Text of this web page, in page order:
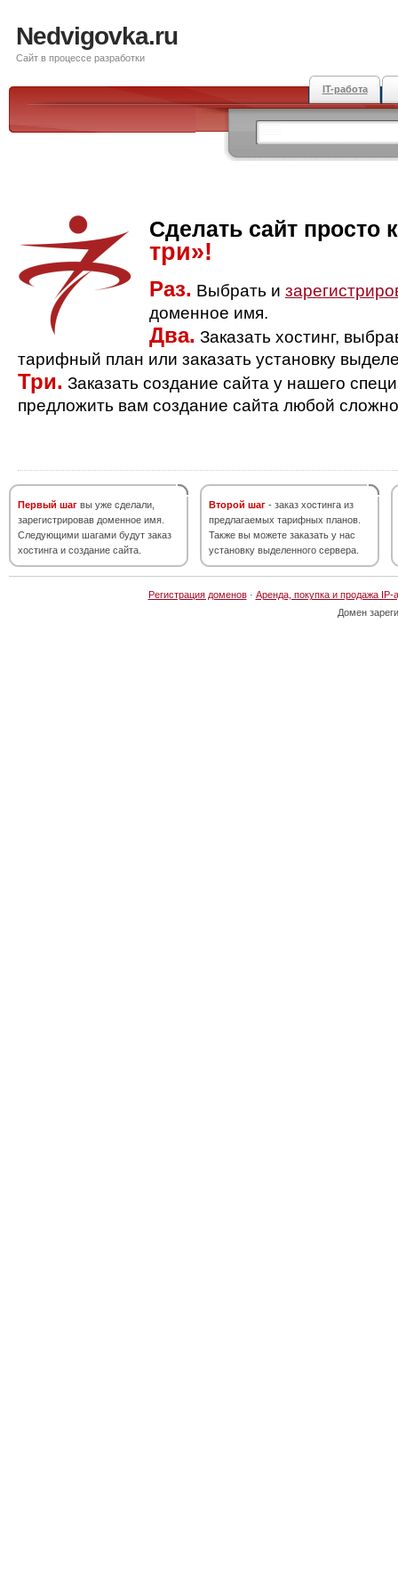
Nedvigovka.ru
Сайт в процессе разработки
IT-работа
Сделать сайт просто
три»!
Раз. Выбрать и
доменное имя.
Два. Заказать хостинг,
тарифный план или заказать установку
Три. Заказать создание сайта у нашего
предложить вам создание сайта любой
Первый шаг вы уже сделали,
зарегистрировав доменное имя.
Следующими шагами будут заказ
хостинга и создание сайта.
Второй шаг - заказ хостинга из
предлагаемых тарифных планов.
Также вы можете заказать у нас
установку выделенного сервера.
Регистрация доменов· Аренда, покупка и продажа IP-
Домен